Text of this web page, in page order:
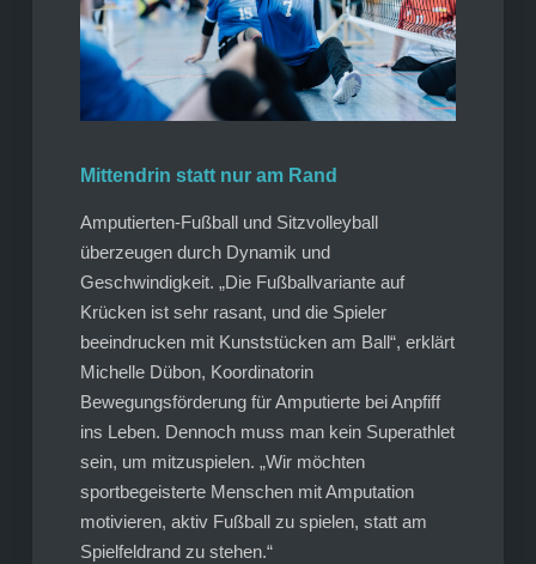
Mittendrin statt nur am Rand
Amputierten-Fußball und Sitzvolleyball
überzeugen durch Dynamik und
Geschwindigkeit. „Die Fußballvariante auf
Krücken ist sehr rasant, und die Spieler
beeindrucken mit Kunststücken am Ball“, erklärt
Michelle Dübon, Koordinatorin
Bewegungsförderung für Amputierte bei Anpfiff
ins Leben. Dennoch muss man kein Superathlet
sein, um mitzuspielen. „Wir möchten
sportbegeisterte Menschen mit Amputation
motivieren, aktiv Fußball zu spielen, statt am
Spielfeldrand zu stehen.“